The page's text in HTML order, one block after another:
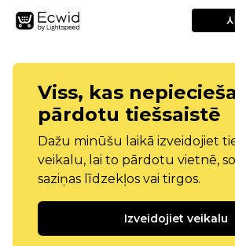
Viss, kas
pārdotu tiešsaistē
Dažu minūšu laikā izveidojiet
veikalu, lai to pārdotu vietnē,
saziņas līdzekļos vai tirgos.
Izveidojiet veikalu